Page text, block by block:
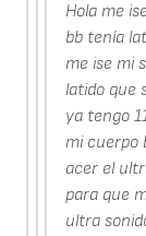
Hola me
bb tenía
me ise mi
latido que
ya tengo
mi cuerpo
acer el
para que
ultra